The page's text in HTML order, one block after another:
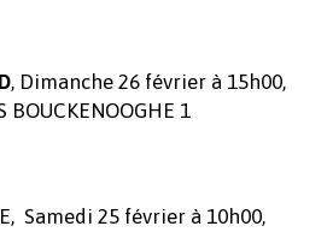
, Dimanche 26 février à 15h00,
BOUCKENOOGHE 1
Samedi 25 février à 10h00,